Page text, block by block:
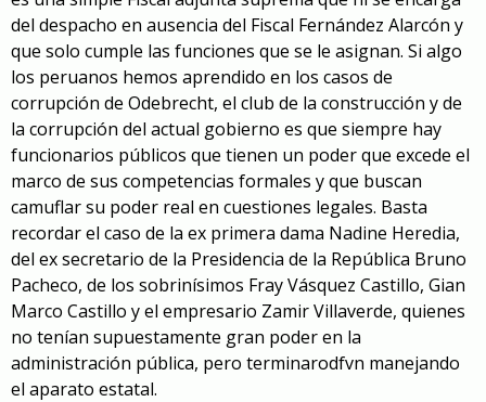
del despacho en ausencia del Fiscal Fernández Alarcón y
que solo cumple las funciones que se le asignan. Si algo
los peruanos hemos aprendido en los casos de
corrupción de Odebrecht, el club de la construcción y de
la corrupción del actual gobierno es que siempre hay
funcionarios públicos que tienen un poder que excede el
marco de sus competencias formales y que buscan
camuflar su poder real en cuestiones legales. Basta
recordar el caso de la ex primera dama Nadine Heredia,
del ex secretario de la Presidencia de la República Bruno
Pacheco, de los sobrinísimos Fray Vásquez Castillo, Gian
Marco Castillo y el empresario Zamir Villaverde, quienes
no tenían supuestamente gran poder en la
administración pública, pero terminarodfvn manejando
el aparato estatal.